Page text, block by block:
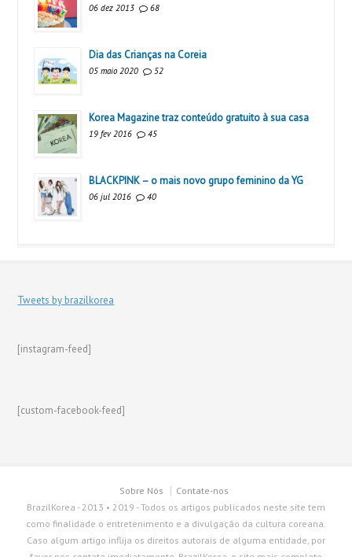
06 dez 2013 68
Dia das Crianças na Coreia
05 maio 2020 52
Korea Magazine traz conteúdo gratuito à sua casa
19 fev 2016 45
BLACKPINK – o mais novo grupo feminino da YG
06 jul 2016 40
Tweets by brazilkorea
[instagram-feed]
[custom-facebook-feed]
Sobre Nós
Contate-nos
BrazilKorea - 2013 • 2019 - Todos os artigos publicados neste site tem
como finalidade o entretenimento e a divulgação da cultura coreana.
Caso algum artigo inflija os direitos autorais de alguma entidade, por